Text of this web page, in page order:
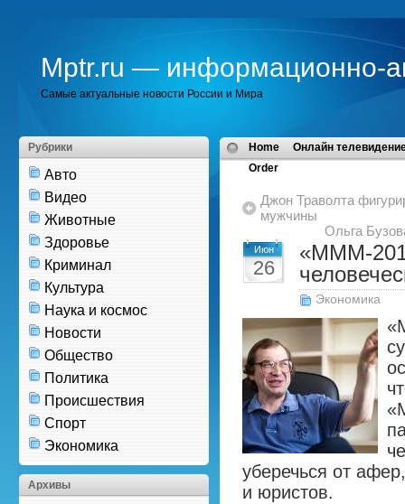
Mptr.ru — информационно-
Самые актуальные новости России и Мира
Рубрики
Авто
Видео
Животные
Здоровье
Криминал
Культура
Наука и космос
Новости
Общество
Политика
Происшествия
Спорт
Экономика
Архивы
Home
Онлайн
Order
Джон Траволта
мужчины
Ольга
Июн
26
«МММ-
Экономика
уберечься от
и юристов.